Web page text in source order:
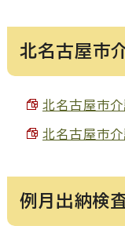
北名古屋市
北名古屋市
北名古屋市
例月出納検